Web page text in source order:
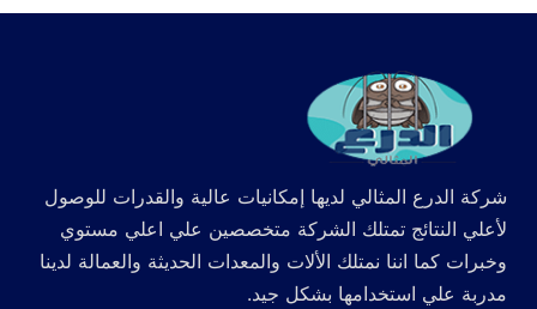
شركة الدرع المثالي لديها إمكانيات عالية والقدرات للوصول
لأعلي النتائج تمتلك الشركة متخصصين علي اعلي مستوي
وخبرات كما اننا نمتلك الألات والمعدات الحديثة والعمالة لدينا
مدربة علي استخدامها بشكل جيد.